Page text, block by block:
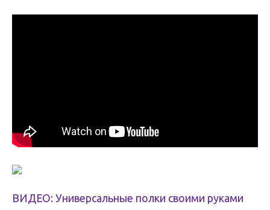
ВИДЕО: Универсальные полки своими руками